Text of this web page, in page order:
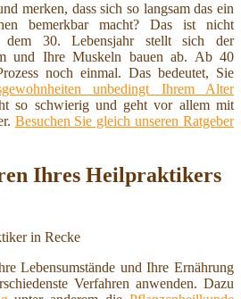
merken, dass sich so langsam das ein
bemerkbar macht? Das ist nicht
dem 30. Lebensjahr stellt sich der
und Ihre Muskeln bauen ab. Ab 40
noch einmal. Das bedeutet, Sie
unbedingt Ihrem Alter
so schwierig und geht vor allem mit
Besuchen Sie gleich unseren Ratgeber
Ihres Heilpraktikers
Lebensumstände und Ihre Ernährung
Verfahren anwenden. Dazu